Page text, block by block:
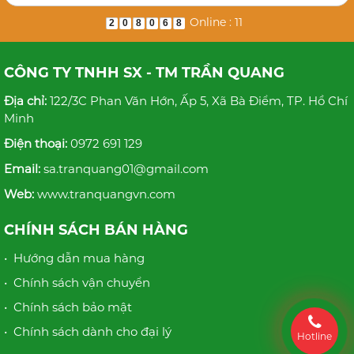
2 0 8 0 6 8 Online : 11
CÔNG TY TNHH SX - TM TRẦN QUANG
Địa chỉ: 122/3C Phan Văn Hớn, Ấp 5, Xã Bà Điểm, TP. Hồ Chí
Minh
Điện thoại: 0972 691 129
Email: sa.tranquang01@gmail.com
Web: www.tranquangvn.com
CHÍNH SÁCH BÁN HÀNG
• Hướng dẫn mua hàng
• Chính sách vận chuyển
• Chính sách bảo mật
• Chính sách dành cho đại lý
Hotline